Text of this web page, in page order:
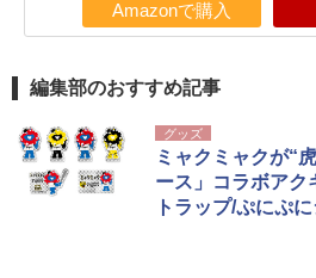
Amazonで購入
編集部のおすすめ記事
グッズ
ミャクミャクが“
ース」コラボアク
トラップ/ぷにぷ